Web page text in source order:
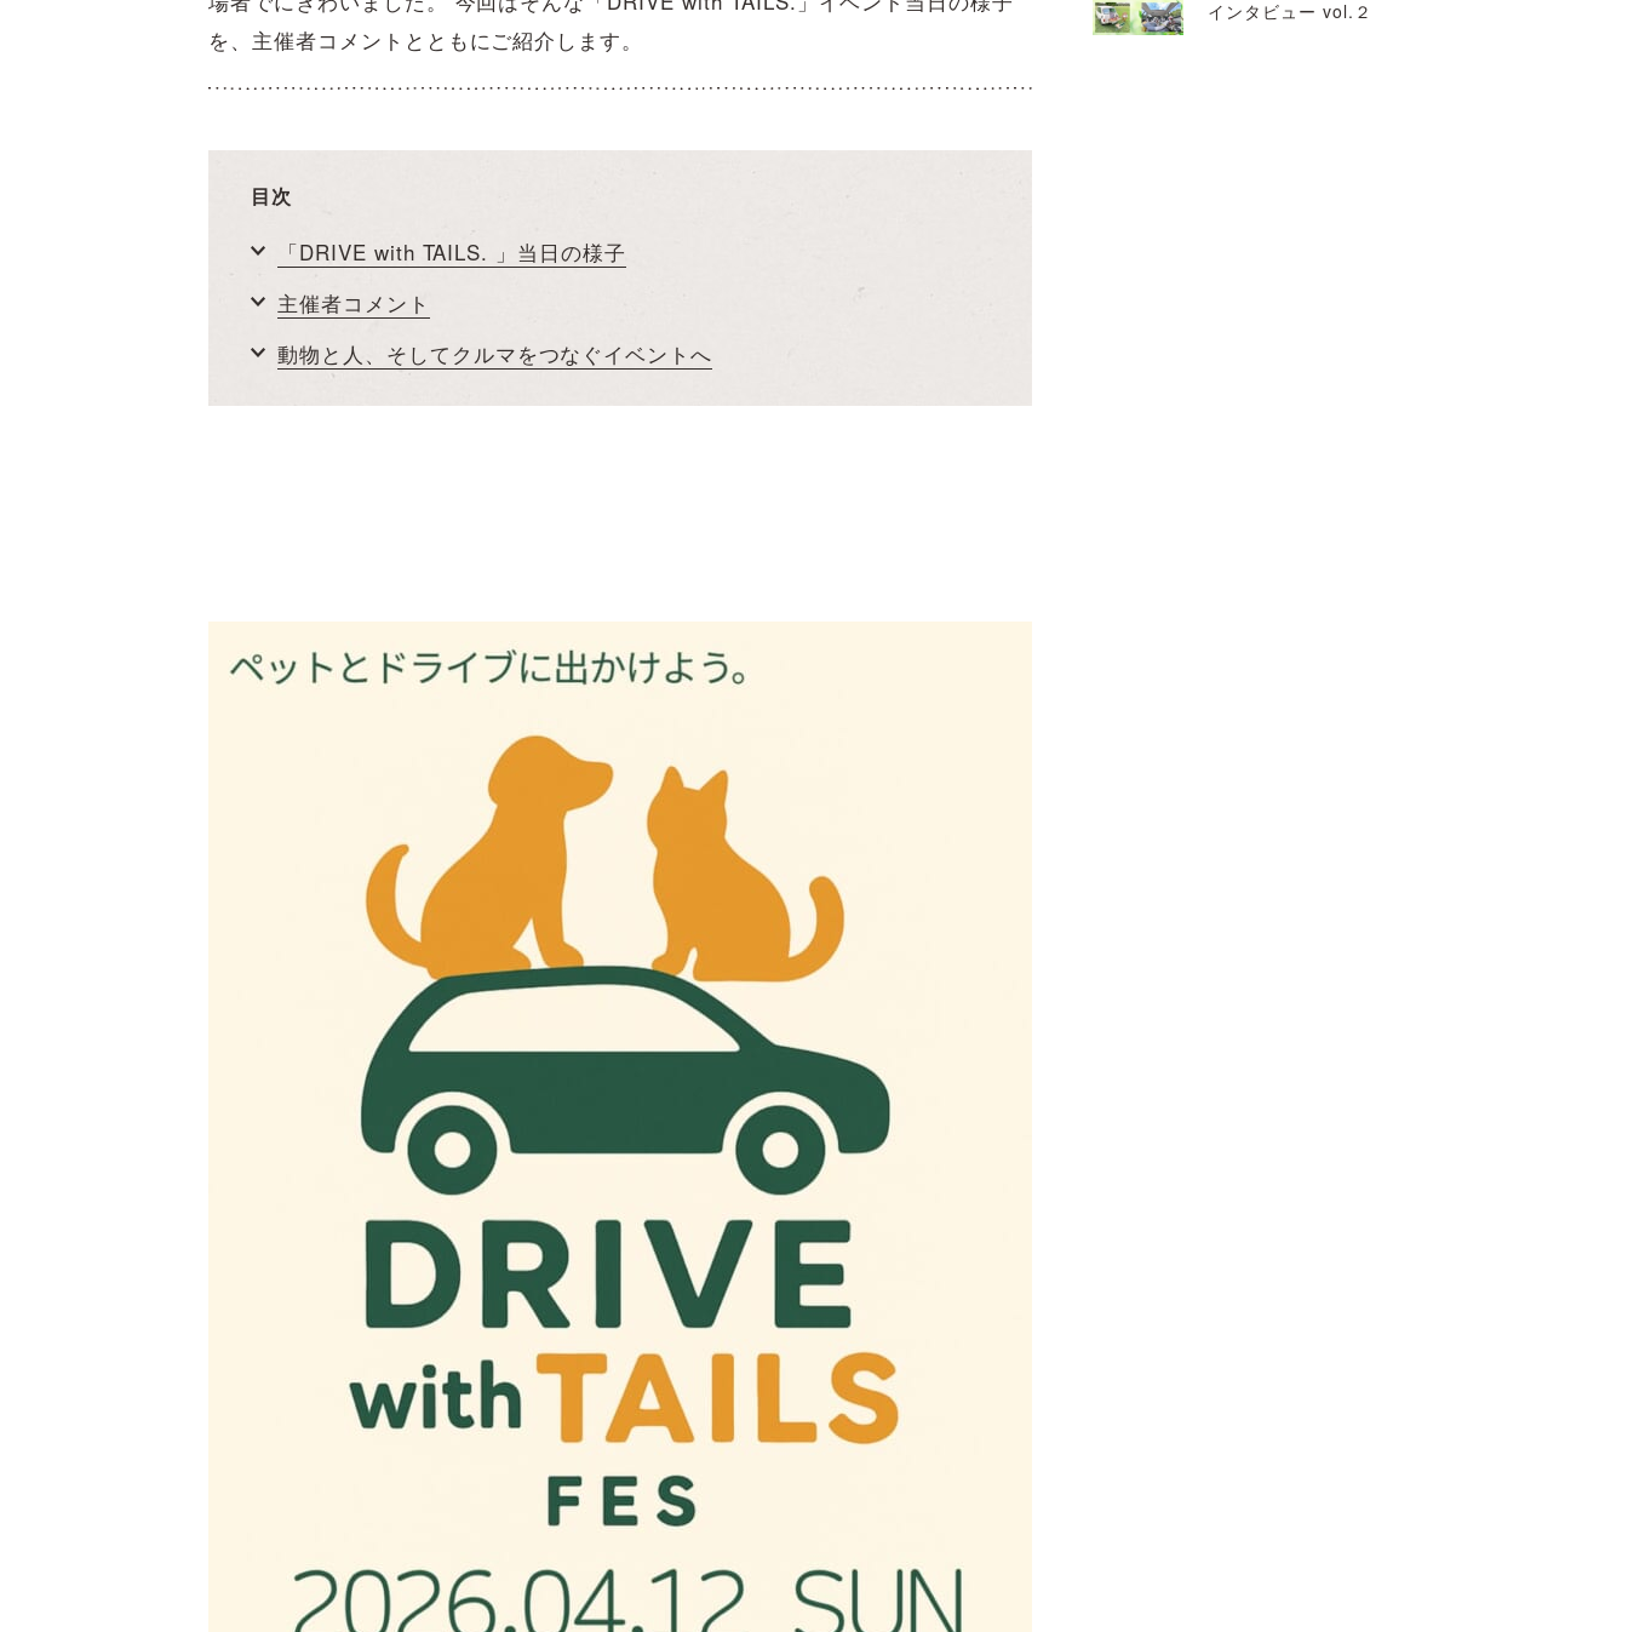
を、主催者コメントとともにご紹介します。
目次
「DRIVE with TAILS. 」当日の様子
主催者コメント
動物と人、そしてクルマをつなぐイベントへ
インタビュー vol.２